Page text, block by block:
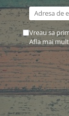
Vreau sa
Afla mai